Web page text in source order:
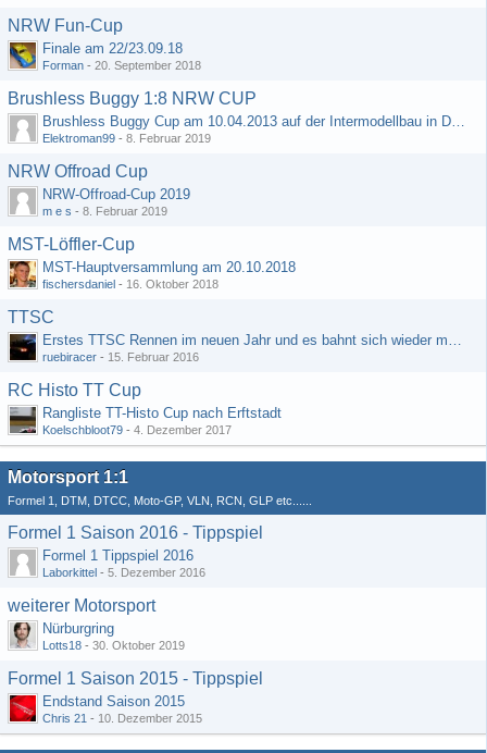
NRW Fun-Cup
Finale am 22/23.09.18
Forman - 20. September 2018
Brushless Buggy 1:8 NRW CUP
Brushless Buggy Cup am 10.04.2013 auf der Intermodellbau in Dortmund
Elektroman99 - 8. Februar 2019
NRW Offroad Cup
NRW-Offroad-Cup 2019
m e s - 8. Februar 2019
MST-Löffler-Cup
MST-Hauptversammlung am 20.10.2018
fischersdaniel - 16. Oktober 2018
TTSC
Erstes TTSC Rennen im neuen Jahr und es bahnt sich wieder mal eine Rekordteilnehmerzahl an
ruebiracer - 15. Februar 2016
RC Histo TT Cup
Rangliste TT-Histo Cup nach Erftstadt
Koelschbloot79 - 4. Dezember 2017
Motorsport 1:1
Formel 1, DTM, DTCC, Moto-GP, VLN, RCN, GLP etc......
Formel 1 Saison 2016 - Tippspiel
Formel 1 Tippspiel 2016
Laborkittel - 5. Dezember 2016
weiterer Motorsport
Nürburgring
Lotts18 - 30. Oktober 2019
Formel 1 Saison 2015 - Tippspiel
Endstand Saison 2015
Chris 21 - 10. Dezember 2015